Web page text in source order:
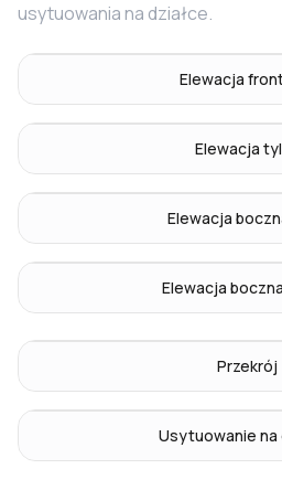
usytuowania na działce.
Elewacja
Elewacja
Elewacja
Elewacja
Przekrój
Usytuowanie na